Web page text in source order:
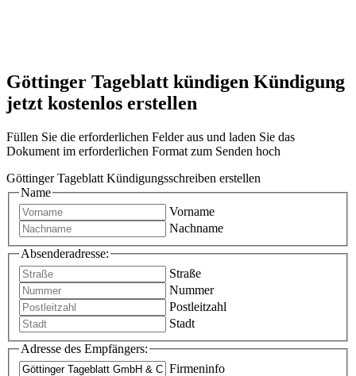
Göttinger Tageblatt kündigen Kündigung
jetzt kostenlos erstellen
Füllen Sie die erforderlichen Felder aus und laden Sie das
Dokument im erforderlichen Format zum Senden hoch
Göttinger Tageblatt Kündigungsschreiben erstellen
Name
Vorname
Nachname
Absenderadresse:
Straße
Nummer
Postleitzahl
Stadt
Adresse des Empfängers:
Firmeninfo